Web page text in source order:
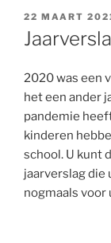
GEPLAATST
OP
22 MAART
2020 was een
het een ander
pandemie
kinderen
school. U kunt
jaarverslag die
nogmaals voor